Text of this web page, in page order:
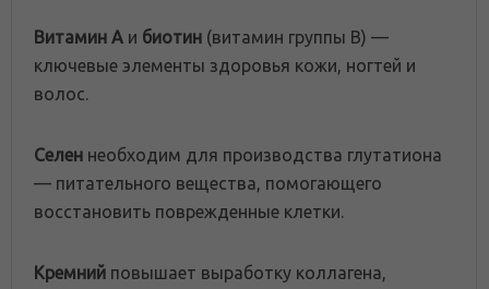
Витамин А и биотин (витамин группы В) —
ключевые элементы здоровья кожи, ногтей и
волос.
Селен необходим для производства глутатиона
— питательного вещества, помогающего
восстановить поврежденные клетки.
Кремний повышает выработку коллагена,